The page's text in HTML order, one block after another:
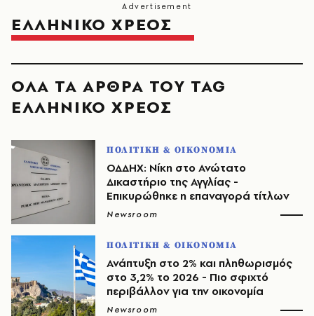
ΕΛΛΗΝΙΚΟ ΧΡΕΟΣ
ΟΛΑ ΤΑ ΑΡΘΡΑ ΤΟΥ TAG
ΕΛΛΗΝΙΚΟ ΧΡΕΟΣ
ΠΟΛΙΤΙΚΗ & ΟΙΚΟΝΟΜΙΑ
ΟΔΔΗΧ: Νίκη στο Ανώτατο
Δικαστήριο της Αγγλίας -
Επικυρώθηκε η επαναγορά τίτλων
Newsroom
ΠΟΛΙΤΙΚΗ & ΟΙΚΟΝΟΜΙΑ
Ανάπτυξη στο 2% και πληθωρισμός
στο 3,2% το 2026 - Πιο σφιχτό
περιβάλλον για την οικονομία
Newsroom